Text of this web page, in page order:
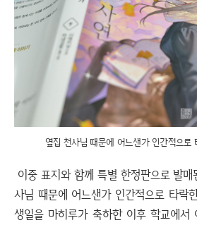
옆집 천사님 때문에 어느샌가 인간적으로
이중 표지와 함께 특별 한정판으로 발
사님 때문에 어느샌가 인간적으로 타락
생일을 마히루가 축하한 이후 학교에서